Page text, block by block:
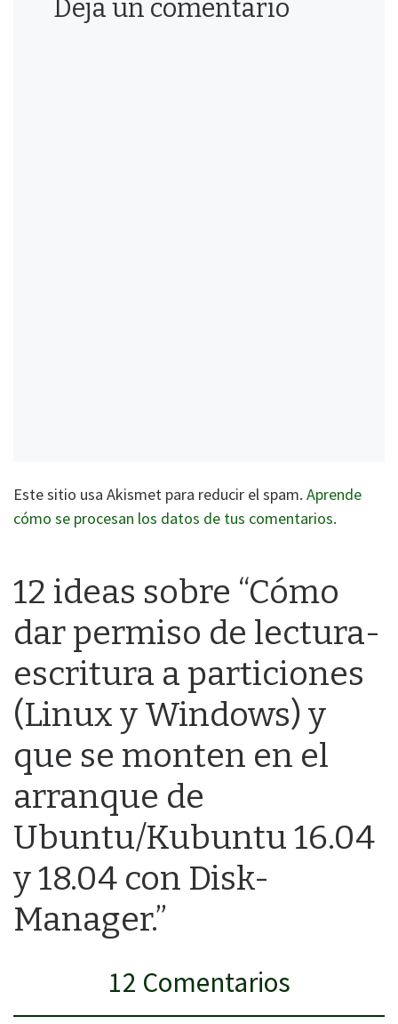
Deja un comentario
Este sitio usa Akismet para reducir el spam. Aprende
cómo se procesan los datos de tus comentarios.
12 ideas sobre “Cómo
dar permiso de lectura-
escritura a particiones
(Linux y Windows) y
que se monten en el
arranque de
Ubuntu/Kubuntu 16.04
y 18.04 con Disk-
Manager.”
12 Comentarios